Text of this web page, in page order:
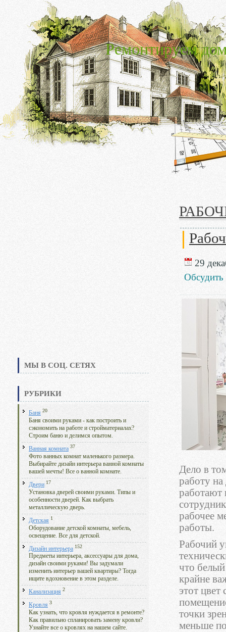
Ремонтируем
МЫ В СОЦ. СЕТЯХ
РУБРИКИ
Баня 20
Баня своими руками - как построить и
сэкономить на работе и стройматериалах?
Строим баню и делимся опытом.
Ванная комната 37
Фото ванных комнат маленького размера.
Выбирайте дизайн интерьера ванной комнаты
вашей мечты! Все о ванной комнате.
Двери 17
Установка дверей своими руками. Типы и
особенности дверей. Как выбрать
металлическую дверь.
Детская 1
Оборудование детской комнаты, мебель,
освещение. Все для детской.
Дизайн интерьера 152
Предметы интерьера, аксессуары для дома,
дизайн своими руками! Вы задумали
изменить интерьер вашей квартиры? Тогда
ищите вдохновение в этом разделе.
Канализация 2
Кровля 3
Как узнать, что кровля нуждается в ремонте?
Как правильно спланировать замену кровли?
Узнайте все о кровлях на нашем сайте.
29
Обсудить
Дело в
работу
работают
рабочее
работы.
Рабочий
что белый
крайне
этот цвет
точки
меньше